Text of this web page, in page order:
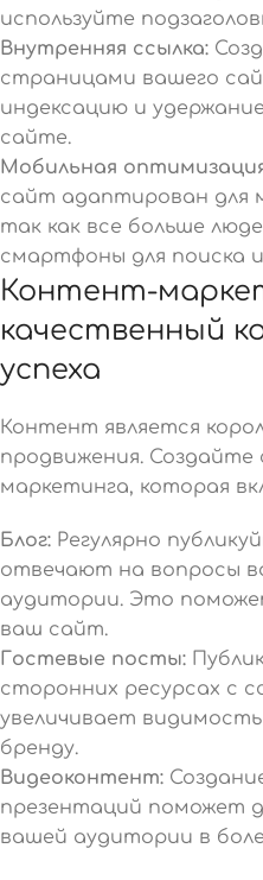
используйте
Внутренняя ссылка:
страницами вашего
индексацию и
сайте.
Мобильная
сайт адаптирован для
так как все больше
смартфоны для поиска
Контент-
качественный
успеха
Контент является
продвижения.
маркетинга, которая
Блог: Регулярно
отвечают на вопросы
аудитории. Это
ваш сайт.
Гостевые посты:
сторонних ресурсах с
увеличивает
бренду.
Видеоконтент:
презентаций поможет
вашей аудитории в